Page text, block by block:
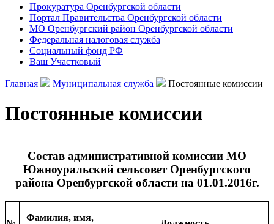
Прокуратура Оренбургской области
Портал Правительства Оренбургской области
МО Оренбургский район Оренбургской области
Федеральная налоговая служба
Социальный фонд РФ
Ваш Участковый
Главная Муниципальная служба Постоянные комиссии
Постоянные комиссии
Состав административной комиссии МО
Южноуральский сельсовет Оренбургского
района Оренбургской области на 01.01.2016г.
Фамилия, имя,